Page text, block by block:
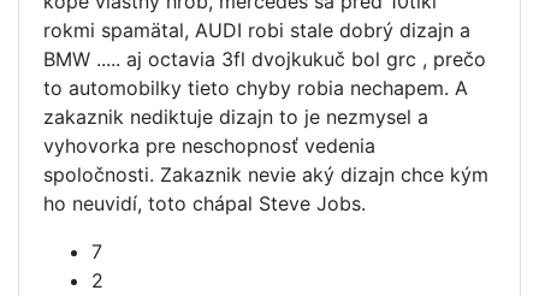
rokmi spamätal, AUDI robi stale dobrý dizajn a
BMW ..... aj octavia 3fl dvojkukuč bol grc , prečo
to automobilky tieto chyby robia nechapem. A
zakaznik nediktuje dizajn to je nezmysel a
vyhovorka pre neschopnosť vedenia
spoločnosti. Zakaznik nevie aký dizajn chce kým
ho neuvidí, toto chápal Steve Jobs.
7
2